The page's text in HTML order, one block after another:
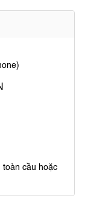
toàn cầu hoặc